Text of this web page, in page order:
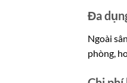
Đa
Ngoài
phòng,